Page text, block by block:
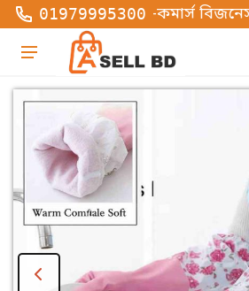
01979995300
ভিত্তিক ই-কমার্স বিজনেস